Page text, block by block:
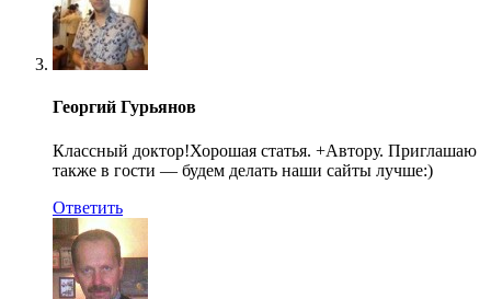
Георгий Гурьянов
Классный доктор!Хорошая статья. +Автору. Приглашаю
также в гости — будем делать наши сайты лучше:)
Ответить